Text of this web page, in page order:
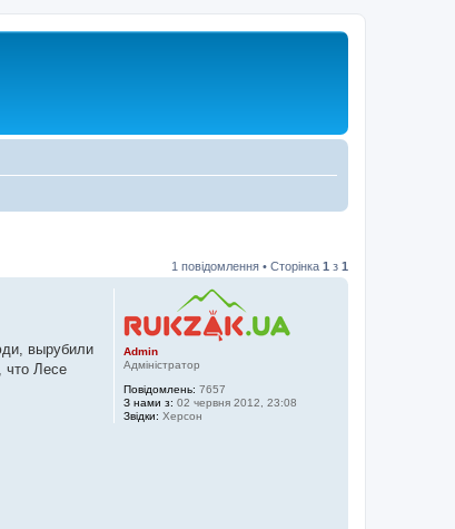
1 повідомлення • Сторінка 1 з 1
Admin
Адміністратор
Повідомлень: 7657
З нами з: 02 червня 2012, 23:08
Звідки: Херсон
вырубили
что Лесе